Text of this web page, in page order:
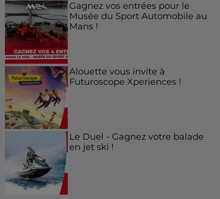
Gagnez vos entrées pour le
Musée du Sport Automobile au
Mans !
Alouette vous invite à
Futuroscope Xperiences !
Le Duel - Gagnez votre balade
en jet ski !